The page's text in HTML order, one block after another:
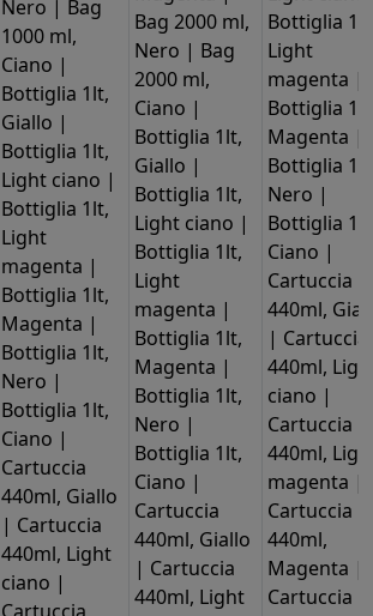
Nero | Bag
1000 ml,
Ciano |
Bottiglia 1lt,
Giallo |
Bottiglia 1lt,
Light ciano |
Bottiglia 1lt,
Light
magenta |
Bottiglia 1lt,
Magenta |
Bottiglia 1lt,
Nero |
Bottiglia 1lt,
Ciano |
Cartuccia
440ml, Giallo
| Cartuccia
440ml, Light
ciano |
Bag 2000 ml,
Nero | Bag
2000 ml,
Ciano |
Bottiglia 1lt,
Giallo |
Bottiglia 1lt,
Light ciano |
Bottiglia 1lt,
Light
magenta |
Bottiglia 1lt,
Magenta |
Bottiglia 1lt,
Nero |
Bottiglia 1lt,
Ciano |
Cartuccia
440ml, Giallo
| Cartuccia
440ml, Light
Bottiglia
Light
magenta |
Bottiglia
Magenta |
Bottiglia
Nero |
Bottiglia
Ciano |
Cartuccia
440ml,
| Cartuccia
440ml,
ciano |
Cartuccia
440ml,
magenta |
Cartuccia
440ml,
Magenta |
Cartuccia